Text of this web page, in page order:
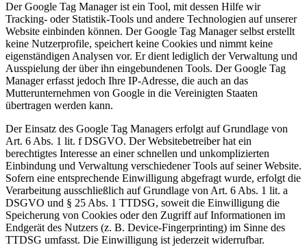
Der Google Tag Manager ist ein Tool, mit dessen Hilfe wir
Tracking- oder Statistik-Tools und andere Technologien auf unserer
Website einbinden können. Der Google Tag Manager selbst erstellt
keine Nutzerprofile, speichert keine Cookies und nimmt keine
eigenständigen Analysen vor. Er dient lediglich der Verwaltung und
Ausspielung der über ihn eingebundenen Tools. Der Google Tag
Manager erfasst jedoch Ihre IP-Adresse, die auch an das
Mutterunternehmen von Google in die Vereinigten Staaten
übertragen werden kann.
Der Einsatz des Google Tag Managers erfolgt auf Grundlage von
Art. 6 Abs. 1 lit. f DSGVO. Der Websitebetreiber hat ein
berechtigtes Interesse an einer schnellen und unkomplizierten
Einbindung und Verwaltung verschiedener Tools auf seiner Website.
Sofern eine entsprechende Einwilligung abgefragt wurde, erfolgt die
Verarbeitung ausschließlich auf Grundlage von Art. 6 Abs. 1 lit. a
DSGVO und § 25 Abs. 1 TTDSG, soweit die Einwilligung die
Speicherung von Cookies oder den Zugriff auf Informationen im
Endgerät des Nutzers (z. B. Device-Fingerprinting) im Sinne des
TTDSG umfasst. Die Einwilligung ist jederzeit widerrufbar.